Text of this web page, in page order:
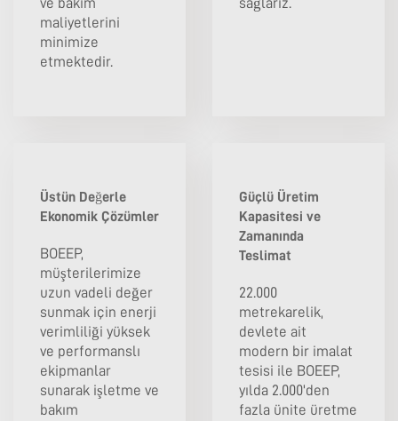
ve bakım
maliyetlerini
minimize
etmektedir.
sağlarız.
Üstün Değerle
Ekonomik Çözümler
BOEEP,
müşterilerimize
uzun vadeli değer
sunmak için enerji
verimliliği yüksek
ve performanslı
ekipmanlar
sunarak işletme ve
bakım
Güçlü Üretim
Kapasitesi ve
Zamanında
Teslimat
22.000
metrekarelik,
devlete ait
modern bir imalat
tesisi ile BOEEP,
yılda 2.000'den
fazla ünite üretme